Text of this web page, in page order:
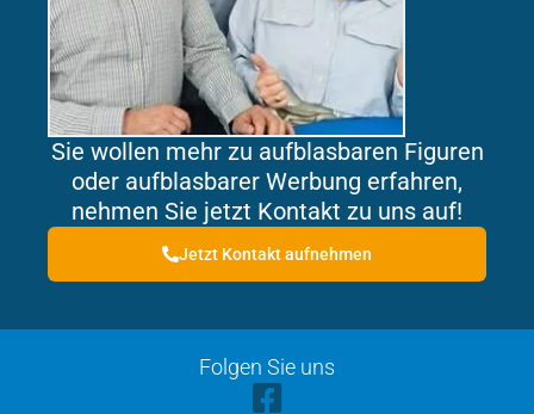
Sie wollen mehr zu aufblasbaren Figuren
oder aufblasbarer Werbung erfahren,
nehmen Sie jetzt Kontakt zu uns auf!
Jetzt Kontakt aufnehmen
Folgen Sie uns